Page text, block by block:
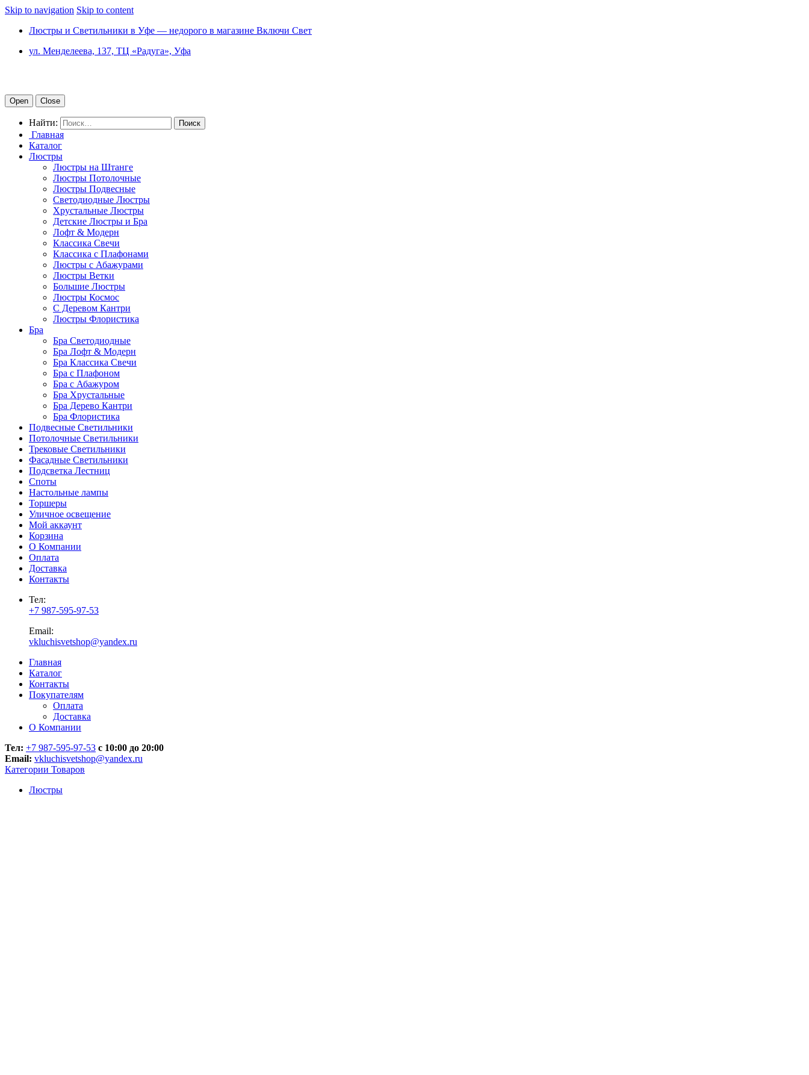
Skip to navigation Skip to content
Люстры и Светильники в Уфе — недорого в магазине Включи Свет
ул. Менделеева, 137, ТЦ «Радуга», Уфа
Open Close
Найти:
Главная
Каталог
Люстры
Люстры на Штанге
Люстры Потолочные
Люстры Подвесные
Светодиодные Люстры
Хрустальные Люстры
Детские Люстры и Бра
Лофт & Модерн
Классика Свечи
Классика с Плафонами
Люстры с Абажурами
Люстры Ветки
Большие Люстры
Люстры Космос
С Деревом Кантри
Люстры Флористика
Бра
Бра Светодиодные
Бра Лофт & Модерн
Бра Классика Свечи
Бра с Плафоном
Бра с Абажуром
Бра Хрустальные
Бра Дерево Кантри
Бра Флористика
Подвесные Светильники
Потолочные Светильники
Трековые Светильники
Фасадные Светильники
Подсветка Лестниц
Споты
Настольные лампы
Торшеры
Уличное освещение
Мой аккаунт
Корзина
О Компании
Оплата
Доставка
Контакты
Тел:
+7 987-595-97-53
Email:
vkluchisvetshop@yandex.ru
Главная
Каталог
Контакты
Покупателям
Оплата
Доставка
О Компании
Тел: +7 987-595-97-53 с 10:00 до 20:00
Email: vkluchisvetshop@yandex.ru
Категории Товаров
Люстры